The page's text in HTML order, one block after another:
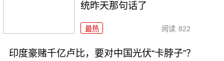
统昨天那句话了
最热 阅读 822
印度豪赌千亿卢比，要对中国光伏“卡脖子”？